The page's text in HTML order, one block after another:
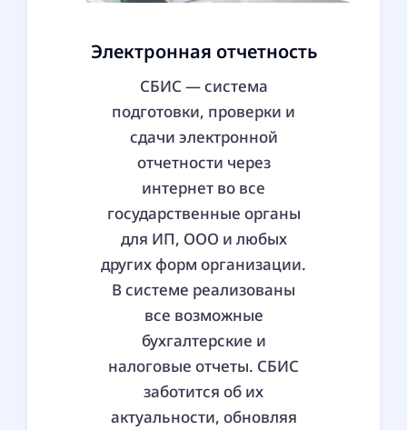
Электронная отчетность
СБИС — система
подготовки, проверки и
сдачи электронной
отчетности через
интернет во все
государственные органы
для ИП, ООО и любых
других форм организации.
В системе реализованы
все возможные
бухгалтерские и
налоговые отчеты. СБИС
заботится об их
актуальности, обновляя